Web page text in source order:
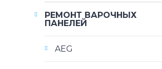
РЕМОНТ ВАРОЧНЫХ
ПАНЕЛЕЙ
AEG